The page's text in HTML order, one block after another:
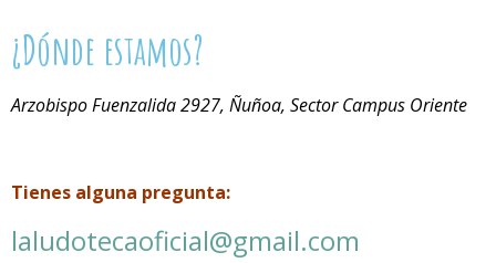
¿Dónde estamos?
Arzobispo Fuenzalida 2927, Ñuñoa, Sector Campus Oriente
Tienes alguna pregunta:
laludotecaoficial@gmail.com